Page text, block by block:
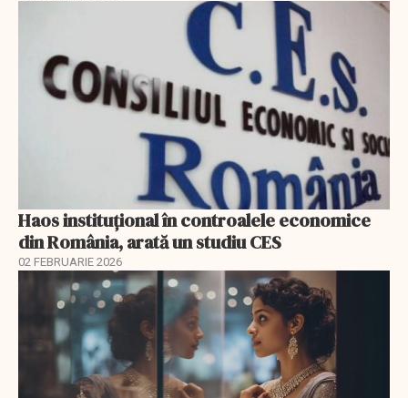
Haos instituțional în controalele economice
din România, arată un studiu CES
02 FEBRUARIE 2026